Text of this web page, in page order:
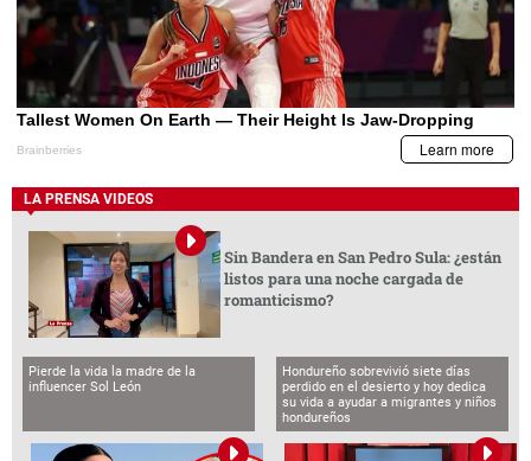
LA PRENSA VIDEOS
Sin Bandera en San Pedro Sula: ¿están
listos para una noche cargada de
romanticismo?
Pierde la vida la madre de la
influencer Sol León
Hondureño sobrevivió siete días
perdido en el desierto y hoy dedica
su vida a ayudar a migrantes y niños
hondureños